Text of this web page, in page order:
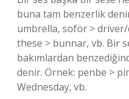
buna tam benzerlik
umbrella, soför >
these > bunnar, vb. Bir
bakımlardan
denir. Örnek: penbe >
Wednesday, vb.